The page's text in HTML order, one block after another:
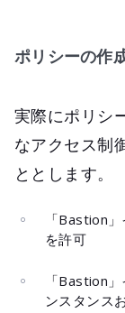
ポリシーの作
実際にポリシ
なアクセス制
ととします。
「Bastion
を許可
「Bastion
ンスタンス